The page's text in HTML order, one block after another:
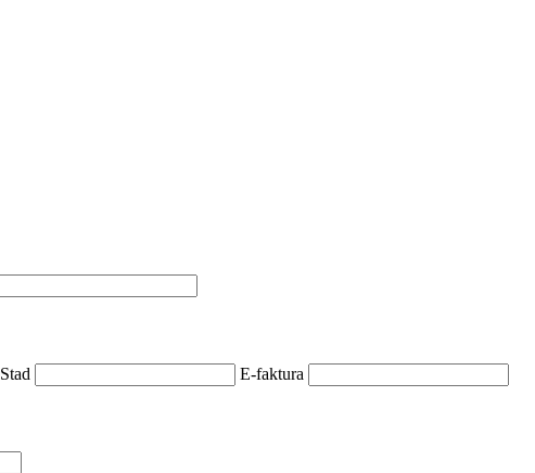
Stad E-faktura